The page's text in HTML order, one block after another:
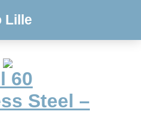
Lille
60
Steel –